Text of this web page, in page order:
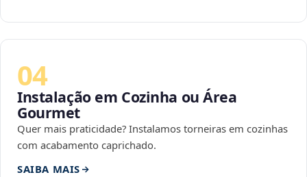
04
Instalação em Cozinha ou Área
Gourmet
Quer mais praticidade? Instalamos torneiras em cozinhas
com acabamento caprichado.
SAIBA MAIS